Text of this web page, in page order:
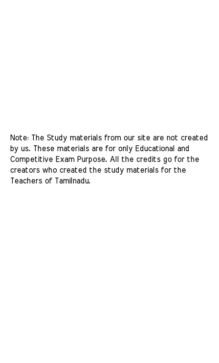
Note: The Study materials from our site are not created
by us. These materials are for only Educational and
Competitive Exam Purpose. All the credits go for the
creators who created the study materials for the
Teachers of Tamilnadu.